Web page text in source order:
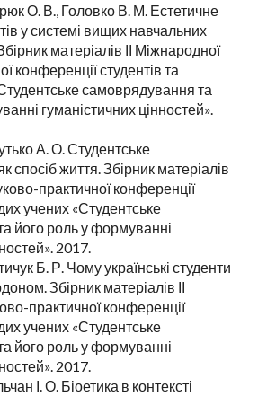
О. В., Головко В. М. Естетичне
у системі вищих навчальних
матеріалів ІІ Міжнародної
конференції студентів та
самоврядування та
гуманістичних цінностей».
А. О. Студентське
спосіб життя. Збірник матеріалів
практичної конференції
учених «Студентське
його роль у формуванні
2017.
Б. Р. Чому українські студенти
Збірник матеріалів ІІ
практичної конференції
учених «Студентське
його роль у формуванні
2017.
І. О. Біоетика в контексті